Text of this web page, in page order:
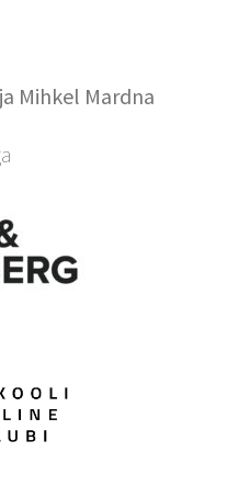
ja Mihkel Mardna